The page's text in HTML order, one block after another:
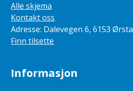
Alle skjema
Kontakt oss
Adresse: Dalevegen 6, 6153 Ørsta
Finn tilsette
Informasjon